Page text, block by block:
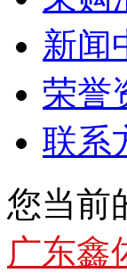
新闻
荣誉
联系
您当前
广东鑫